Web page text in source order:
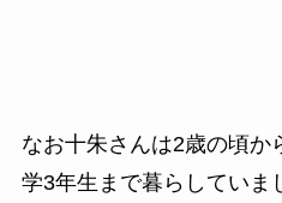
なお十朱さんは2歳の頃か
学3年生まで暮らしていま